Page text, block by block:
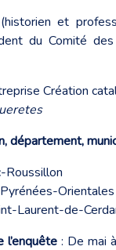
et
du Comité
Création
département,
Roussillon
Orientales
Laurent-de-
: De mai